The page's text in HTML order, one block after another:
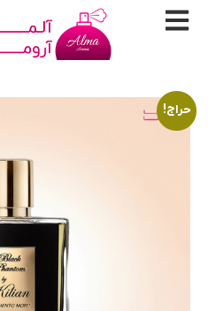
حراج!